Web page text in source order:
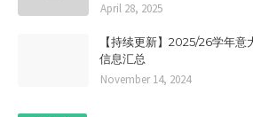
April 28, 2025
【持续更新】2025/26学年
信息汇总
November 14, 2024